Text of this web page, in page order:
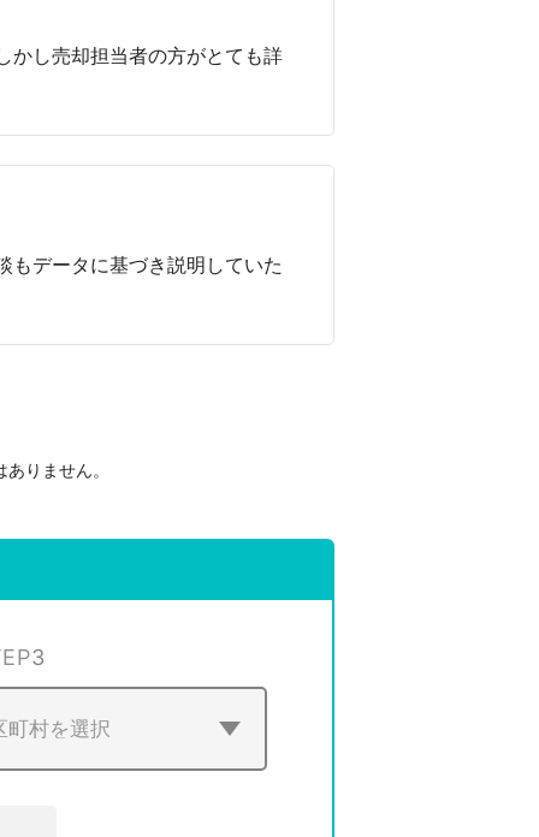
かし売却担当者の方がとても詳
もデータに基づき説明していた
りません。
3